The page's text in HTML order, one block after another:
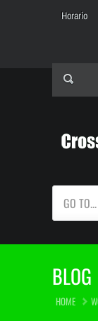
Horario
GO TO...
BLOG
HOME